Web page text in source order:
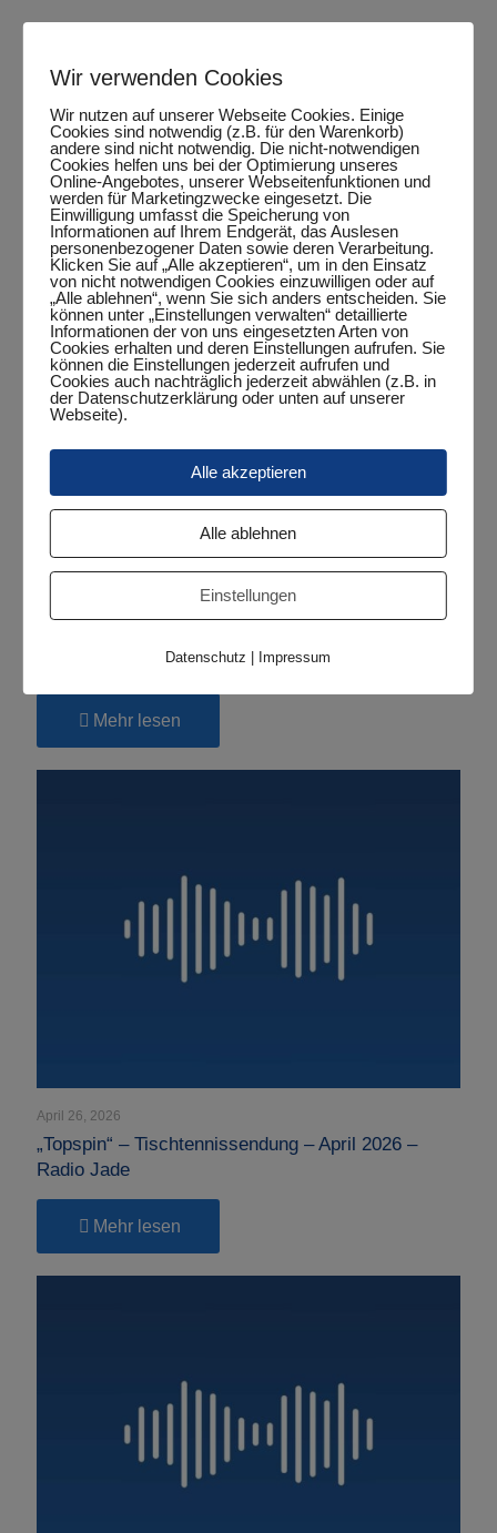
Grimm
Related posts
Mehr lesen
Radio
April 26, 2026
„Topspin“ – Tischtennissendung – April 2026 –
Radio Jade
Mehr lesen
Radio
Wir verwenden Cookies
Wir nutzen auf unserer Webseite Cookies. Einige
Cookies sind notwendig (z.B. für den Warenkorb)
andere sind nicht notwendig. Die nicht-notwendigen
Cookies helfen uns bei der Optimierung unseres
Online-Angebotes, unserer Webseitenfunktionen und
werden für Marketingzwecke eingesetzt. Die
Einwilligung umfasst die Speicherung von
Informationen auf Ihrem Endgerät, das Auslesen
personenbezogener Daten sowie deren Verarbeitung.
Klicken Sie auf „Alle akzeptieren“, um in den Einsatz
von nicht notwendigen Cookies einzuwilligen oder auf
„Alle ablehnen“, wenn Sie sich anders entscheiden. Sie
können unter „Einstellungen verwalten“ detaillierte
Informationen der von uns eingesetzten Arten von
Cookies erhalten und deren Einstellungen aufrufen. Sie
können die Einstellungen jederzeit aufrufen und
Cookies auch nachträglich jederzeit abwählen (z.B. in
der Datenschutzerklärung oder unten auf unserer
Webseite).
Alle akzeptieren
Alle ablehnen
Einstellungen
Datenschutz | Impressum